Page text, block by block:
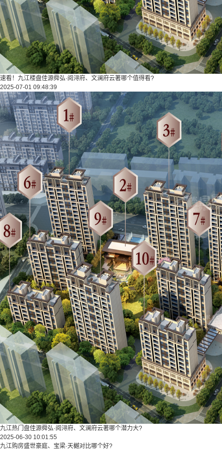
速看！九江楼盘佳源舜弘·阅浔府、文澜府云著哪个值得看?
2025-07-01 09:48:39
九江热门盘佳源舜弘·阅浔府、文澜府云著哪个潜力大?
2025-06-30 10:01:55
九江购房盛世豪庭、宝梁·天樾对比哪个好?